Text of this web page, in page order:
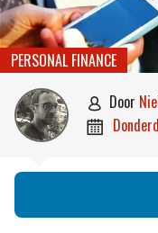
PERSONAL FINANCE
 door
